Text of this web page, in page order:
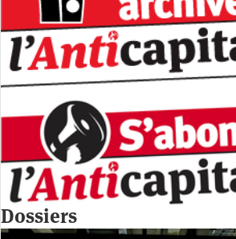
Dossiers